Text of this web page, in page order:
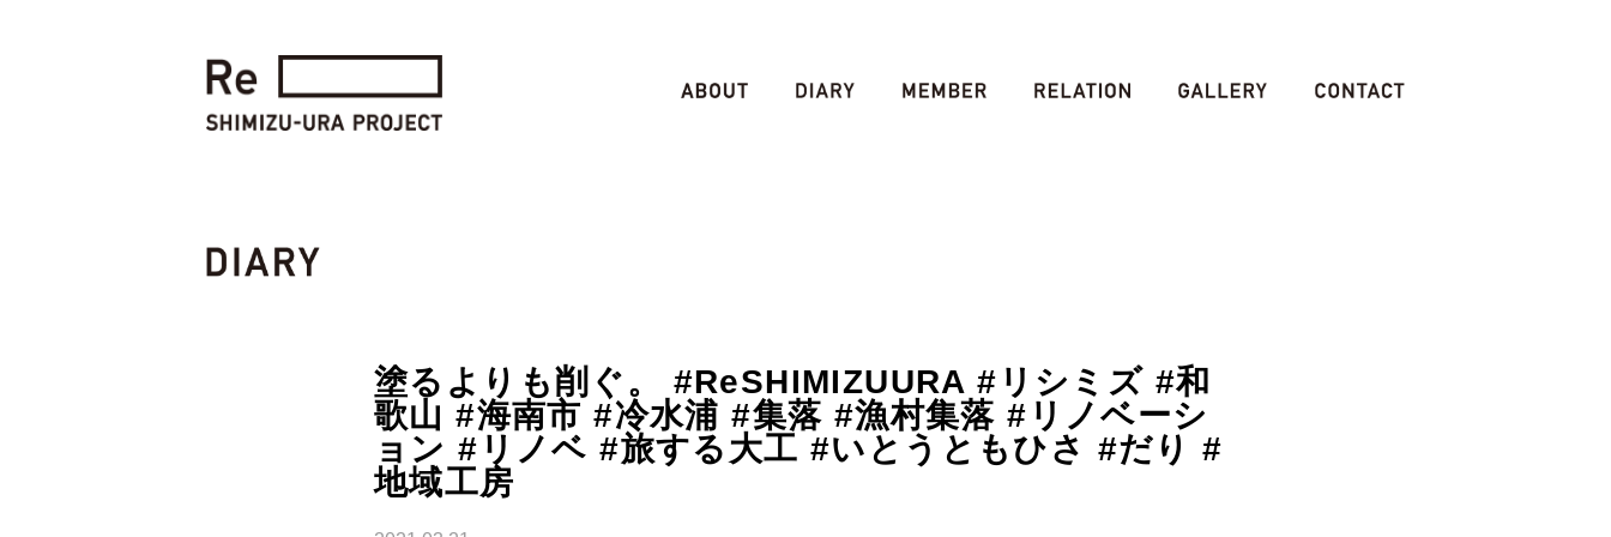
塗るよりも削ぐ。 #ReSHIMIZUURA #リシミズ #和
歌山 #海南市 #冷水浦 #集落 #漁村集落 #リノベーシ
ョン #リノベ #旅する大工 #いとうともひさ #だり #
地域工房